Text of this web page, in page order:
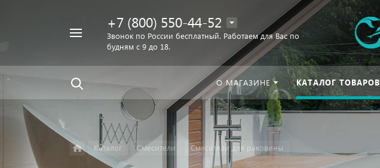
+7 (800) 550-44-52
Звонок по России бесплатный. Работаем для Вас по
будням с 9 до 18.
О МАГАЗИНЕ КАТАЛОГ ТОВАРОВ
Каталог Смесители Смесители для раковины